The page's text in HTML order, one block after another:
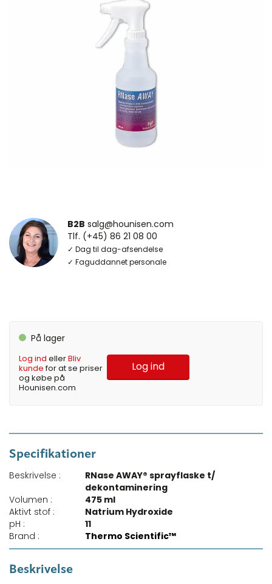
B2B salg@hounisen.com
Tlf. (+45) 86 21 08 00
✓ Dag til dag-afsendelse
✓ Faguddannet personale
På lager
Log ind ellerBliv
kundefor at se priser
og købe på
Hounisen.com
Log ind
Specifikationer
Beskrivelse :
RNase AWAY® sprayflaske t/
dekontaminering
Volumen :
475 ml
Aktivt stof :
Natrium Hydroxide
pH :
11
Brand :
Thermo Scientific™
Beskrivelse